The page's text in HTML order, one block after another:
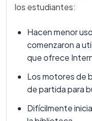
los estudiantes:
Hacen menor
comenzaron a
que ofrece
Los motores de
de partida para
Difícilmente